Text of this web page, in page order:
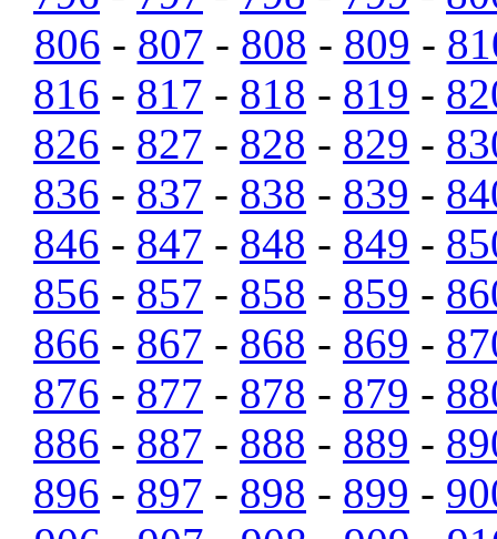
806 - 807 - 808 - 809 -
816 - 817 - 818 - 819 -
826 - 827 - 828 - 829 -
836 - 837 - 838 - 839 -
846 - 847 - 848 - 849 -
856 - 857 - 858 - 859 -
866 - 867 - 868 - 869 -
876 - 877 - 878 - 879 -
886 - 887 - 888 - 889 -
896 - 897 - 898 - 899 -